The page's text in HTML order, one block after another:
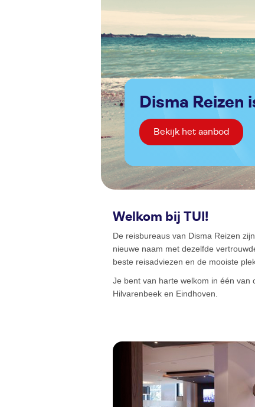
Disma Reizen
Bekijk het aanbod
Welkom bij TUI!
De reisbureaus van Disma Reizen
nieuwe naam met dezelfde
beste reisadviezen en de mooiste
Je bent van harte welkom in één van
Hilvarenbeek en Eindhoven.